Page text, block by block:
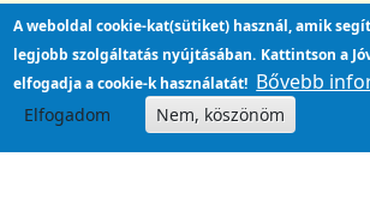
A weboldal cookie-kat(sütiket) használ, amik
legjobb szolgáltatás nyújtásában. Kattintson a
elfogadja a cookie-k használatát! Bővebb
Elfogadom Nem, köszönöm